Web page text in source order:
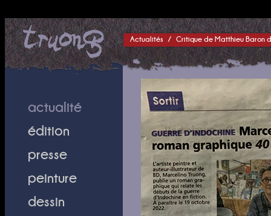
Actualités / Critique de Matthieu Baron
actualité
édition
presse
peinture
dessin